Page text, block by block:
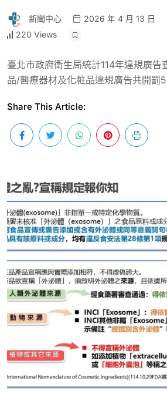
新聞中心 2026 年 4 月 13 日
220 Views
臺北市政府衛生局統計114年違規廣告
品/醫療器材及化粧品違規廣告共開
Share This Article: